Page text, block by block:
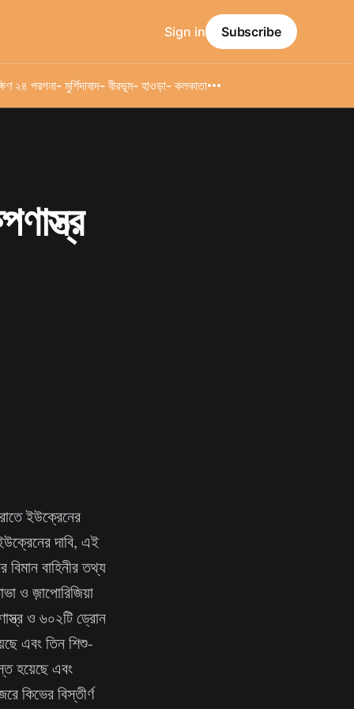
২৪ পরগনা- মুর্শিদাবাদ- বীরভূম- হাওড়া- কলকাতা
Sign in Subscribe
ইউক্রেনের
দাবি, এই
বাহিনীর তথ্য
ও জ়াপোরিজিয়া
ও ৬০২টি ড্রোন
এবং তিন শিশু-
হয়েছে এবং
কিভের বিস্তীর্ণ